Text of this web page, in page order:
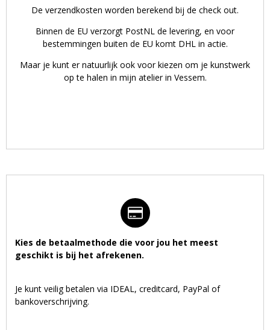
De verzendkosten worden berekend bij de check out.
Binnen de EU verzorgt PostNL de levering, en voor
bestemmingen buiten de EU komt DHL in actie.
Maar je kunt er natuurlijk ook voor kiezen om je kunstwerk
op te halen in mijn atelier in Vessem.
Kies de betaalmethode die voor jou het meest
geschikt is bij het afrekenen.
Je kunt veilig betalen via IDEAL, creditcard, PayPal of
bankoverschrijving.